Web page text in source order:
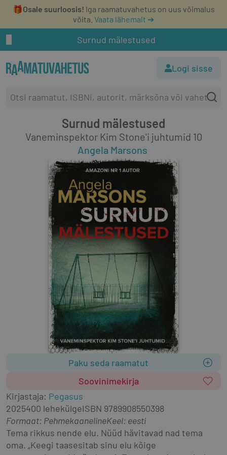
🎁Osale suurloosis! Iga raamatuvahetus on uus võimalus
võita. Vaata lähemalt ➔
Surnud mälestused
Logi sisse
Surnud mälestused
Vaneminspektor Kim Stone'i juhtumid 10
Angela Marsons
Paku seda raamatut
Soovinimekirja
Kirjastaja: Pegasus
2025400 lehekülgeISBN 9789908550398
Formaat: PehmekaanelineKeel: eesti
Tema rikkus nende elu. Nüüd hävitavad nad tema
oma. „Keegi taasesitab sinu elu kõige